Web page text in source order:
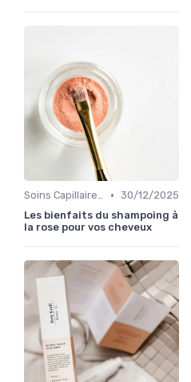
Soins Capillaires Bio • 30/12/2025
Les bienfaits du shampoing à
la rose pour vos cheveux